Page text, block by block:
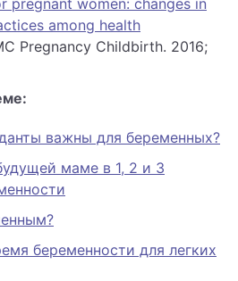
among health
Pregnancy Childbirth. 2016;
важны для беременных?
маме в 1, 2 и 3
беременности для легких